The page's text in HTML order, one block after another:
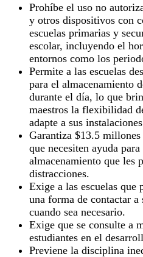
Prohíbe el uso no
y otros dispositivos con
escuelas primarias y
escolar, incluyendo el
entornos como los
Permite a las escuelas
para el almacenamiento
durante el día, lo que
maestros la flexibilidad
adapte a sus
Garantiza $13.5 millones
que necesiten ayuda
almacenamiento que les
distracciones.
Exige a las escuelas que
una forma de contactar
cuando sea necesario.
Exige que se consulte a
estudiantes en el
Previene la disciplina